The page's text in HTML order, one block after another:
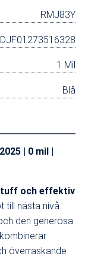
| 0 mil |
tuff och effektiv
nästa nivå.
den generösa
överraskande
RMJ83Y
1 Mil
Blå